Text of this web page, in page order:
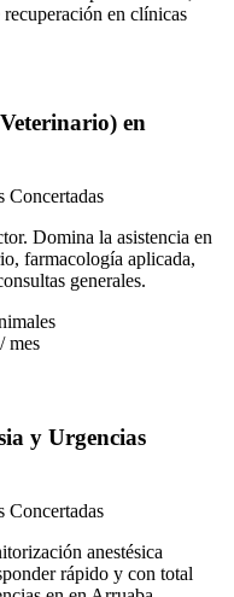
en clínicas
en
Concertadas
Domina la asistencia en
farmacología aplicada,
generales.
mes
y Urgencias
Concertadas
anestésica
rápido y con total